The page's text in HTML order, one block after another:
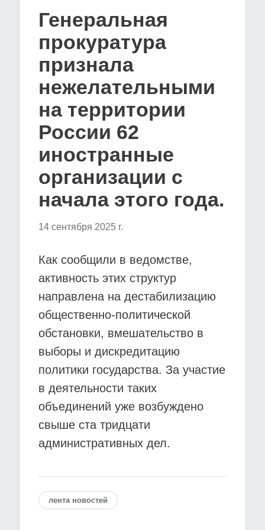
Генеральная
прокуратура
признала
нежелательными
на территории
России 62
иностранные
организации с
начала этого года.
14 сентября 2025 г.
Как сообщили в ведомстве,
активность этих структур
направлена на дестабилизацию
общественно-политической
обстановки, вмешательство в
выборы и дискредитацию
политики государства. За участие
в деятельности таких
объединений уже возбуждено
свыше ста тридцати
административных дел.
лента новостей